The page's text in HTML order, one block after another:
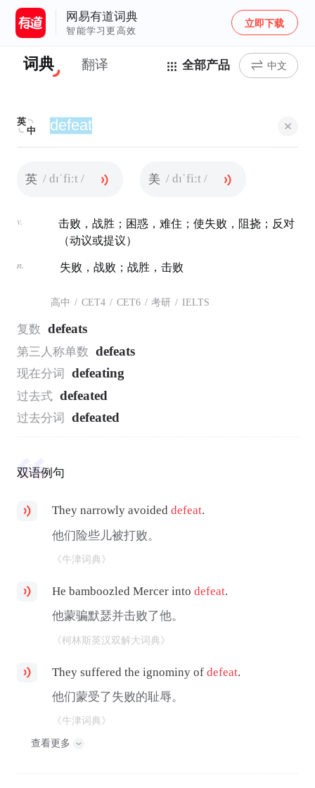
网易有道词典
智能学习更高效
立即下载
词典 翻译 全部产品 中文
英
中
英 / dɪˈfiːt / 美 / dɪˈfiːt /
v.
击败，战胜；困惑，难住；使失败，阻挠；反对
（动议或提议）
n. 失败，战败；战胜，击败
高中 / CET4 / CET6 / 考研 / IELTS
复数 defeats
第三人称单数 defeats
现在分词 defeating
过去式 defeated
过去分词 defeated
双语例句
They narrowly avoideddefeat.
他们险些儿被打败。
《牛津词典》
He bamboozled Mercer intodefeat.
他蒙骗默瑟并击败了他。
《柯林斯英汉双解大词典》
They suffered the ignominy ofdefeat.
他们蒙受了失败的耻辱。
《牛津词典》
查看更多